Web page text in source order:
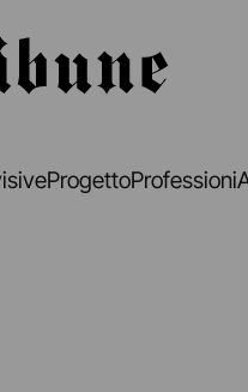
ProgettoProfessioni